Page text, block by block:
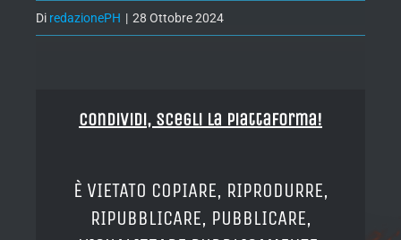
Di redazionePH | 28 Ottobre 2024
Condividi, Scegli la piattaforma!
È VIETATO COPIARE, RIPRODURRE,
RIPUBBLICARE, PUBBLICARE,